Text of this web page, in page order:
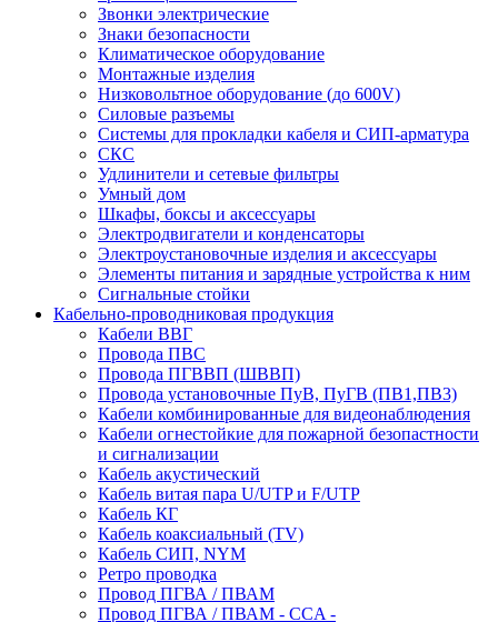
Звонки электрические
Знаки безопасности
Климатическое оборудование
Монтажные изделия
Низковольтное оборудование (до 600V)
Силовые разъемы
Системы для прокладки кабеля и СИП-арматура
СКС
Удлинители и сетевые фильтры
Умный дом
Шкафы, боксы и аксессуары
Электродвигатели и конденсаторы
Электроустановочные изделия и аксессуары
Элементы питания и зарядные устройства к ним
Сигнальные стойки
Кабельно-проводниковая продукция
Кабели ВВГ
Провода ПВС
Провода ПГВВП (ШВВП)
Провода установочные ПуВ, ПуГВ (ПВ1,ПВ3)
Кабели комбинированные для видеонаблюдения
Кабели огнестойкие для пожарной безопастности
и сигнализации
Кабель акустический
Кабель витая пара U/UTP и F/UTP
Кабель КГ
Кабель коаксиальный (TV)
Кабель СИП, NYM
Ретро проводка
Провод ПГВА / ПВАМ
Провод ПГВА / ПВАМ - CCA -